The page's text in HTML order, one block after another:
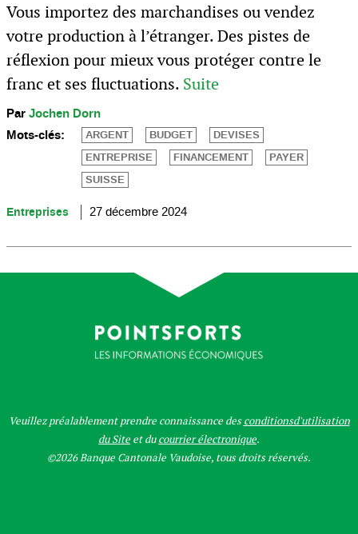
Vous importez des marchandises ou vendez
votre production à l’étranger. Des pistes de
réflexion pour mieux vous protéger contre le
franc et ses fluctuations. Suite
ParJochen Dorn
Mots-clés:
ARGENT BUDGET
DEVISES
ENTREPRISE
FINANCEMENT
PAYER
SUISSE
Entreprises 27 décembre 2024
Veuillez préalablement prendre connaissance desconditionsd'utilisation
du Site et ducourrier électronique.
©2026 Banque Cantonale Vaudoise, tous droits réservés.